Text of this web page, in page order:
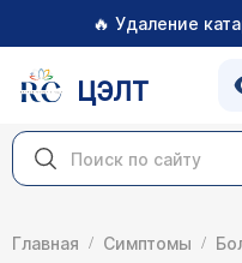
🔥 Удаление
ЦЭЛТ
Главная Симптомы